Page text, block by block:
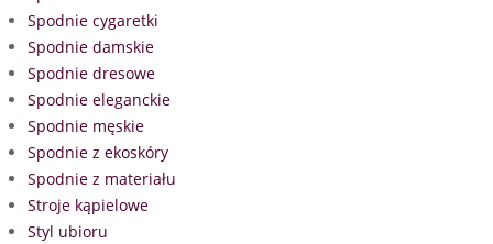
Spodnie cygaretki
Spodnie damskie
Spodnie dresowe
Spodnie eleganckie
Spodnie męskie
Spodnie z ekoskóry
Spodnie z materiału
Stroje kąpielowe
Styl ubioru